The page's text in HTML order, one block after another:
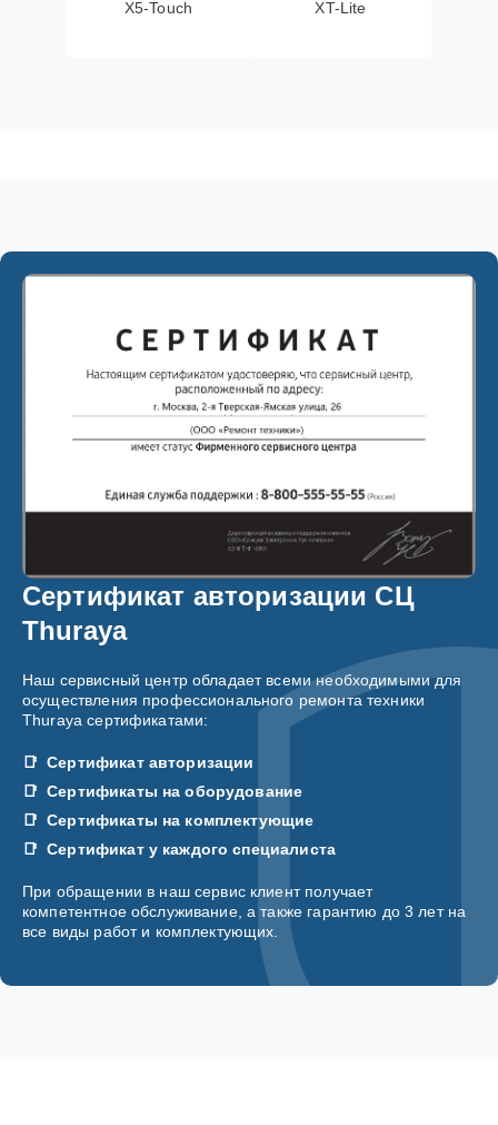
X5-Touch
XT-Lite
Сертификат авторизации СЦ
Thuraya
Наш сервисный центр обладает всеми необходимыми для
осуществления профессионального ремонта техники
Thuraya сертификатами:
Сертификат авторизации
Сертификаты на оборудование
Сертификаты на комплектующие
Сертификат у каждого специалиста
При обращении в наш сервис клиент получает
компетентное обслуживание, а также гарантию до 3 лет на
все виды работ и комплектующих.